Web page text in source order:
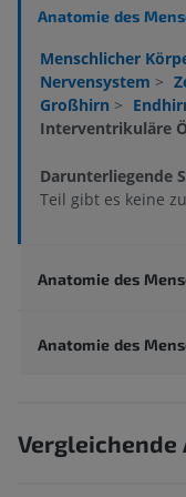
Anatomie des
Menschlicher
Nervensystem >
Großhirn >
Interventrikuläre
Darunterliegende
Teil gibt es keine
Anatomie des
Anatomie des
Vergleichende